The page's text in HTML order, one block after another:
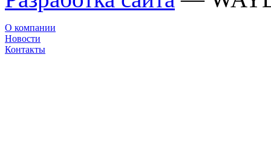
О компании
Новости
Контакты